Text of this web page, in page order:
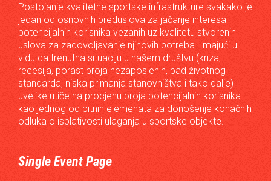
Postojanje kvalitetne sportske infrastrukture svakako je
jedan od osnovnih preduslova za jačanje interesa
potencijalnih korisnika vezanih uz kvalitetu stvorenih
uslova za zadovoljavanje njihovih potreba. Imajući u
vidu da trenutna situaciju u našem društvu (kriza,
recesija, porast broja nezaposlenih, pad životnog
standarda, niska primanja stanovništva i tako dalje)
uvelike utiče na procjenu broja potencijalnih korisnika
kao jednog od bitnih elemenata za donošenje konačnih
odluka o isplativosti ulaganja u sportske objekte.
Single Event Page